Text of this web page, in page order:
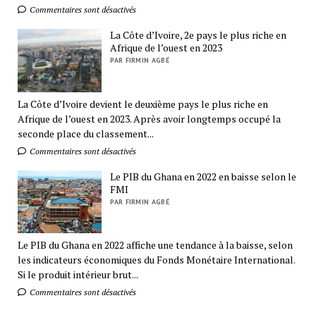
Commentaires sont désactivés
La Côte d’Ivoire, 2e pays le plus riche en
Afrique de l’ouest en 2023
PAR FIRMIN AGBÉ
La Côte d’Ivoire devient le deuxième pays le plus riche en
Afrique de l’ouest en 2023. Après avoir longtemps occupé la
seconde place du classement...
Commentaires sont désactivés
Le PIB du Ghana en 2022 en baisse selon le
FMI
PAR FIRMIN AGBÉ
Le PIB du Ghana en 2022 affiche une tendance à la baisse, selon
les indicateurs économiques du Fonds Monétaire International.
Si le produit intérieur brut...
Commentaires sont désactivés